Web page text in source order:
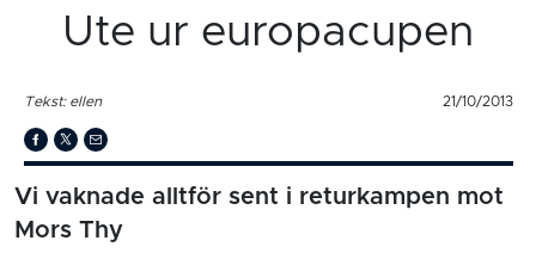
Ute ur europacupen
Tekst: ellen 21/10/2013
Vi vaknade alltför sent i returkampen mot
Mors Thy